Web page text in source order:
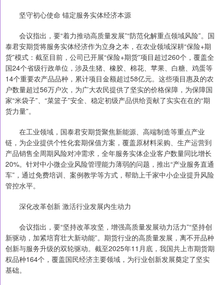
坚守初心使命 锚定服务实体经济本源
会议指出，要“着力推动高质量发展”“防范化解重点领域风险”。国
泰君安期货将服务实体经济作为立身之本，在农业领域深耕“保险+期
货”模式：截至目前，公司已开展“保险+期货”项目超过260个，覆盖全
国24个省级行政单位，涉及生猪、橡胶、棉花、苹果、白糖、鸡蛋等
14个重要农产品品种，累计项目金额超过58亿元。这些项目惠及的农
户数量超过56万户次，为广大农民提供了坚实的价格保障，为保障国
家“米袋子”、“菜篮子”安全、稳定初级产品供给贡献了实实在在的“期
货力量”。
在工业领域，国泰君安期货聚焦新能源、高端制造等重点产业
链，为企业提供个性化套期保值方案，覆盖原材料采购、生产运营到
产品销售全周期风险对冲需求，全年服务实体企业客户数量同比增长
20%。针对中小微企业风险管理能力薄弱的问题，推出“产业服务直通
车”，通过免费培训、案例教学等方式，帮助上千家中小企业提升风险
管控水平。
深化改革创新 激活行业发展内生动力
会议指出，要“坚持改革攻坚，增强高质量发展动力活力”“坚持创
新驱动，加紧培育壮大新动能”。期货行业的高质量发展，离不开品种
创新与服务升级的双轮驱动。截至2025年11月底，我国共上市期货期
权品种164个，覆盖国民经济主要领域，为行业创新发展奠定了坚实
基础。